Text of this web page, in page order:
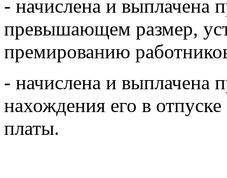
- начислена и выплачена
превышающем размер,
премированию
- начислена и выплачена
нахождения его в
платы.